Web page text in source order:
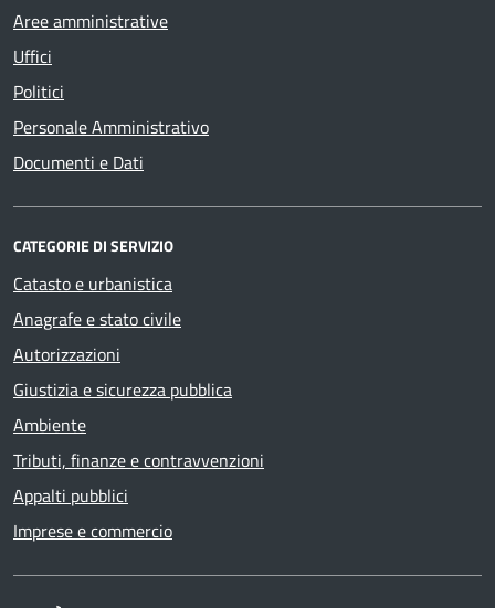
Aree amministrative
Uffici
Politici
Personale Amministrativo
Documenti e Dati
CATEGORIE DI SERVIZIO
Catasto e urbanistica
Anagrafe e stato civile
Autorizzazioni
Giustizia e sicurezza pubblica
Ambiente
Tributi, finanze e contravvenzioni
Appalti pubblici
Imprese e commercio